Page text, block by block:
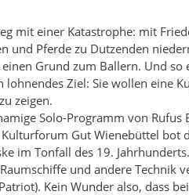
mit einer Katastrophe: mit
und Pferde zu Dutzenden
Grund zum Ballern. Und so
Ziel: Sie wollen eine
zeigen.
Solo-Programm von Rufus
Gut Wienebüttel bot
im Tonfall des 19.
und andere Technik
Kein Wunder also, dass